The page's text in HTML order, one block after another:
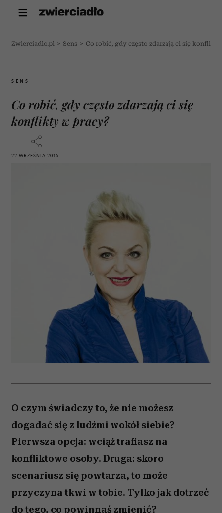
Zwierciadlo.pl > Sens > Co robić, gdy często zdarzają ci się
SENS
Co robić, gdy często zdarzają ci się
konflikty w pracy?
22 WRZEŚNIA 2015
O czym świadczy to, że nie możesz
dogadać się z ludźmi wokół siebie?
Pierwsza opcja: wciąż trafiasz na
konfliktowe osoby. Druga: skoro
scenariusz się powtarza, to może
przyczyna tkwi w tobie. Tylko jak dotrzeć
do tego, co powinnaś zmienić?